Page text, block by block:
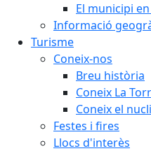
El municipi
Informació
Turisme
Coneix-nos
Breu història
Coneix La
Coneix el
Festes i fires
Llocs d'interès